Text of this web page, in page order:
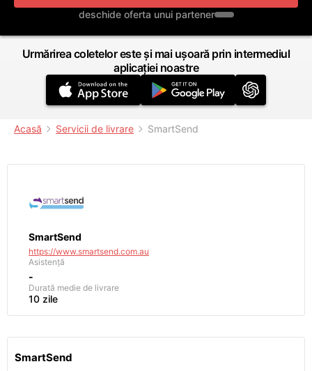
deschide oferta unui partener
Urmărirea coletelor este și mai ușoară prin intermediul
aplicației noastre
Acasă Servicii de livrare SmartSend
SmartSend
https://www.smartsend.com.au
Asistență
-
Durată medie de livrare
10 zile
SmartSend